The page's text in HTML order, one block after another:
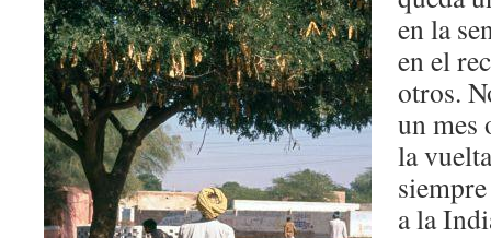
en la
en el
otros.
un mes
la
a la